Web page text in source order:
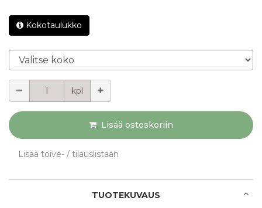
Kokotaulukko
Valitse koko
kpl
Lisää ostoskoriin
Lisää toive- / tilauslistaan
TUOTEKUVAUS